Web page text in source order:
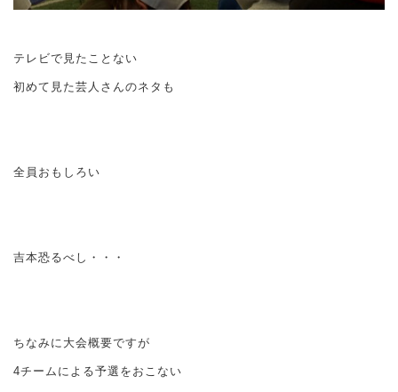
テレビで見たことない
初めて見た芸人さんのネタも
全員おもしろい
吉本恐るべし・・・
ちなみに大会概要ですが
4チームによる予選をおこない